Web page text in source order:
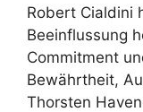
Robert Cialdini
Beeinflussung
Commitment
Bewährtheit,
Thorsten